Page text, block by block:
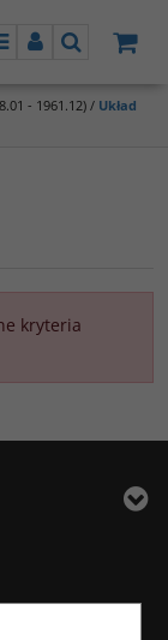
PanelSzukaj
- 1961.12) / Układ
kryteria